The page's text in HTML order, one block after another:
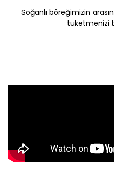
Soğanlı böreğimizin
tüketmenizi